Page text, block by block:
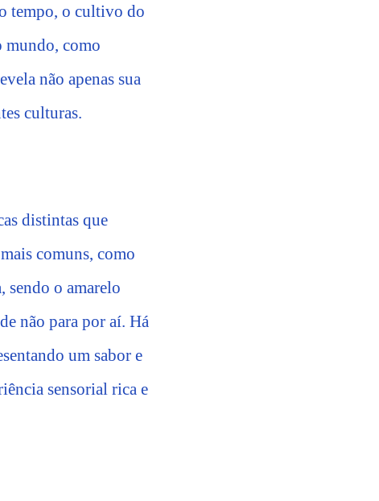
tempo, o cultivo do
mundo, como
não apenas sua
culturas.
distintas que
comuns, como
sendo o amarelo
não para por aí. Há
um sabor e
sensorial rica e